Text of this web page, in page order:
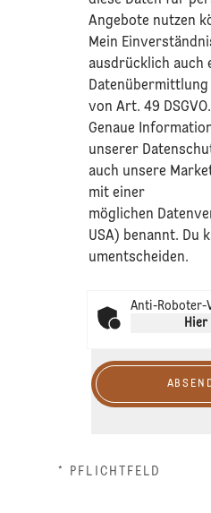
Angebote nutzen
Mein
ausdrücklich auch
Datenübermittlung
von Art. 49 DSGVO.​
​Genaue
unserer
auch unsere
mit einer
möglichen
USA) benannt. Du
umentscheiden.
Anti-Roboter-
Hier
* PFLICHTFELD